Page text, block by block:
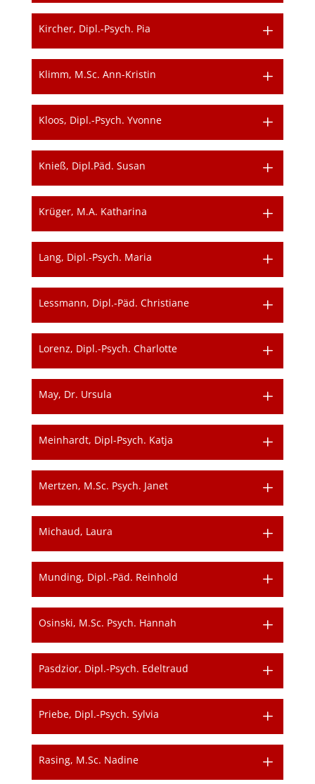
Kircher, Dipl.-Psych. Pia
Klimm, M.Sc. Ann-Kristin
Kloos, Dipl.-Psych. Yvonne
Knieß, Dipl.Päd. Susan
Krüger, M.A. Katharina
Lang, Dipl.-Psych. Maria
Lessmann, Dipl.-Päd. Christiane
Lorenz, Dipl.-Psych. Charlotte
May, Dr. Ursula
Meinhardt, Dipl-Psych. Katja
Mertzen, M.Sc. Psych. Janet
Michaud, Laura
Munding, Dipl.-Päd. Reinhold
Osinski, M.Sc. Psych. Hannah
Pasdzior, Dipl.-Psych. Edeltraud
Priebe, Dipl.-Psych. Sylvia
Rasing, M.Sc. Nadine